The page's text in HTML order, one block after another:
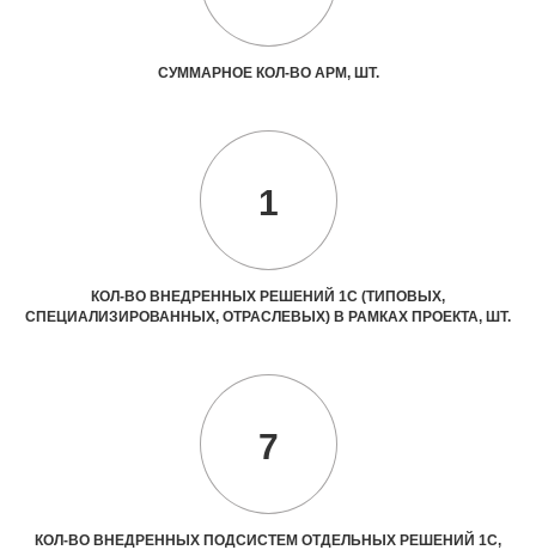
СУММАРНОЕ КОЛ-ВО АРМ, ШТ.
1
КОЛ-ВО ВНЕДРЕННЫХ РЕШЕНИЙ 1С (ТИПОВЫХ,
СПЕЦИАЛИЗИРОВАННЫХ, ОТРАСЛЕВЫХ) В РАМКАХ ПРОЕКТА, ШТ.
7
КОЛ-ВО ВНЕДРЕННЫХ ПОДСИСТЕМ ОТДЕЛЬНЫХ РЕШЕНИЙ 1С,